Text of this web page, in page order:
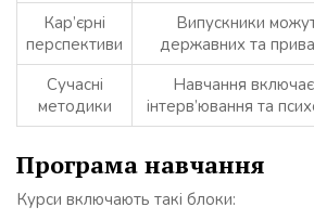
Кар’єрні
перспективи
Випускники
державних та
Сучасні
методики
Навчання включає
інтерв’ювання та
Програма навчання
Курси включають такі блоки: